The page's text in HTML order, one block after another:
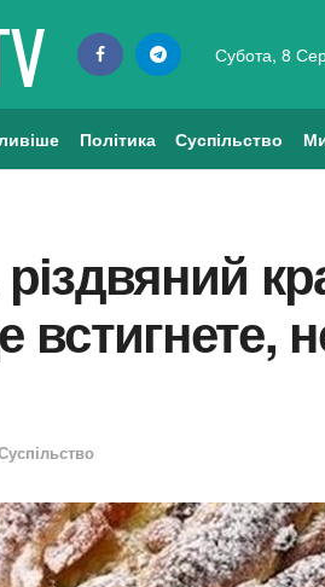
Субота, 8
Політика Суспільство